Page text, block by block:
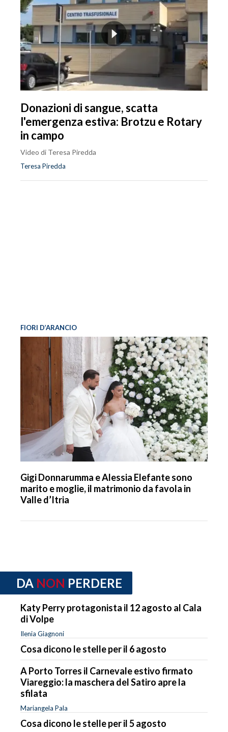
Donazioni di sangue, scatta
l'emergenza estiva: Brotzu e Rotary
in campo
Video di Teresa Piredda
Teresa Piredda
FIORI D’ARANCIO
Gigi Donnarumma e Alessia Elefante sono
marito e moglie, il matrimonio da favola in
Valle d’Itria
DA NON PERDERE
Katy Perry protagonista il 12 agosto al Cala
di Volpe
Ilenia Giagnoni
Cosa dicono le stelle per il 6 agosto
A Porto Torres il Carnevale estivo firmato
Viareggio: la maschera del Satiro apre la
sfilata
Mariangela Pala
Cosa dicono le stelle per il 5 agosto